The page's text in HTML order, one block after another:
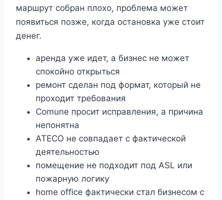
маршрут собран плохо, проблема может
появиться позже, когда остановка уже стоит
денег.
аренда уже идет, а бизнес не может
спокойно открыться
ремонт сделан под формат, который не
проходит требования
Comune просит исправления, а причина
непонятна
ATECO не совпадает с фактической
деятельностью
помещение не подходит под ASL или
пожарную логику
home office фактически стал бизнесом с